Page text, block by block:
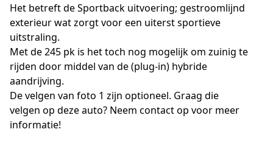
Het betreft de Sportback uitvoering; gestroomlijnd
exterieur wat zorgt voor een uiterst sportieve
uitstraling.
Met de 245 pk is het toch nog mogelijk om zuinig te
rijden door middel van de (plug-in) hybride
aandrijving.
De velgen van foto 1 zijn optioneel. Graag die
velgen op deze auto? Neem contact op voor meer
informatie!